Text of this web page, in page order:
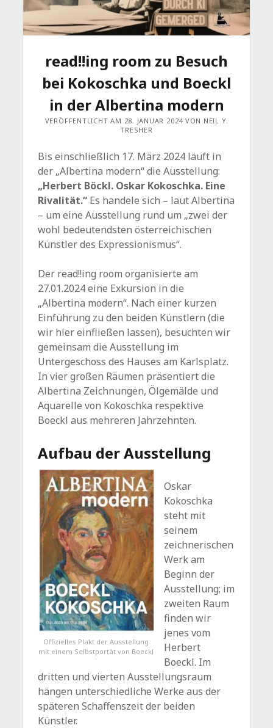
read!!ing room zu Besuch
bei Kokoschka und Boeckl
in der Albertina modern
VERÖFFENTLICHT AM 28. JANUAR 2024 VON NEIL Y.
TRESHER
Bis einschließlich 17. März 2024 läuft in
der „Albertina modern“ die Ausstellung:
„Herbert Böckl. Oskar Kokoschka. Eine
Rivalität.“ Es handele sich – laut Albertina
– um eine Ausstellung rund um „zwei der
wohl bedeutendsten österreichischen
Künstler des Expressionismus“.
Der read!!ing room organisierte am
27.01.2024 eine Exkursion in die
„Albertina modern“. Nach einer kurzen
Einführung zu den beiden Künstlern (die
wir hier einfließen lassen), besuchten wir
gemeinsam die Ausstellung im
Untergeschoss des Hauses am Karlsplatz.
In vier großen Räumen präsentiert die
Albertina Zeichnungen, Ölgemälde und
Aquarelle von Kokoschka respektive
Boeckl aus mehreren Jahrzehnten.
Aufbau der Ausstellung
Offizielles Plakt der Ausstellung
mit einem Selbstportät von Boeckl
Oskar
Kokoschka
steht mit
seinem
zeichnerischen
Werk am
Beginn der
Ausstellung; im
zweiten Raum
finden wir
jenes vom
Herbert
Boeckl. Im
dritten und vierten Ausstellungsraum
hängen unterschiedliche Werke aus der
späteren Schaffenszeit der beiden
Künstler.